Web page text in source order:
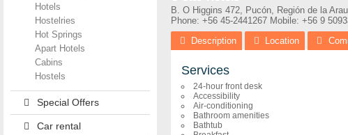
Hotels
Hostelries
Hot Springs
Apart Hotels
Cabins
Hostels
Special Offers
Car rental
B. O Higgins 472, Pucón, Región de la
Phone: +56 45-2441267 Mobile: +56 9
Description
Location
Services
24-hour front desk
Accessibility
Air-conditioning
Bathroom amenities
Bathtub